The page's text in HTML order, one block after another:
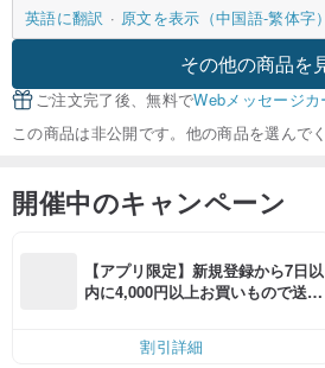
英語に翻訳
原文を表示（中国語-繁体字）
その他の商品を
ご注文完了後、無料でWebメッセージカ
この商品は非公開です。他の商品を選んでく
開催中のキャンペーン
【アプリ限定】新規登録から7日以
内に4,000円以上お買いもので送料
割引詳細